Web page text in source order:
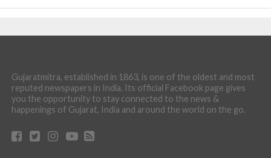
Gujaratmitra, established in 1863, is one of the oldest and most
reputed newspapers in India. Its official Facebook page gives
you the opportunity to stay connected to the news &
happenings of Gujarat, India and around the world on the go.